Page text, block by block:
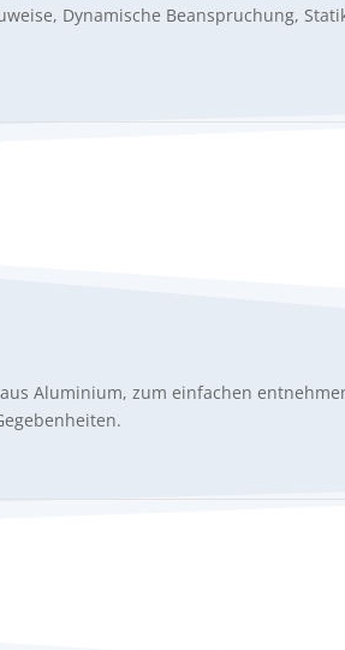
Dynamische Beanspruchung,
Aluminium, zum einfachen